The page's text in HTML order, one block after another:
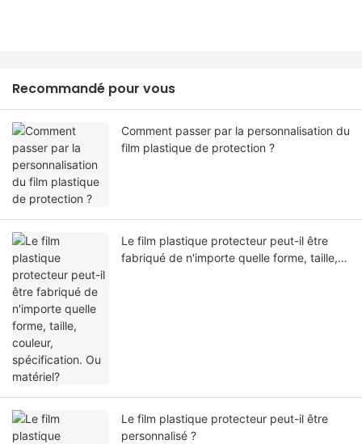
Recommandé pour vous
Comment passer par la personnalisation du
film plastique de protection ?
Le film plastique protecteur peut-il être
fabriqué de n'importe quelle forme, taille,
Le film plastique protecteur peut-il être
personnalisé ?